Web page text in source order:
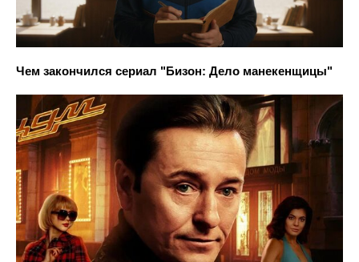
Чем закончился сериал "Бизон: Дело манекенщицы"